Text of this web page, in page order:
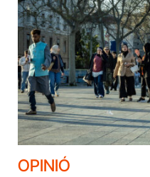
OPINIÓ